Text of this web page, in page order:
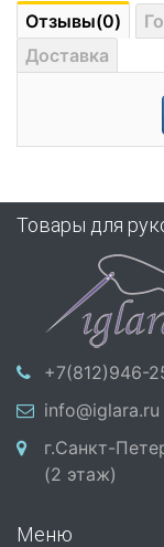
Отзывы(0)
Доставка
Товары для
+7(812)946-
info@iglara.ru
г.Санкт-
(2 этаж)
Меню